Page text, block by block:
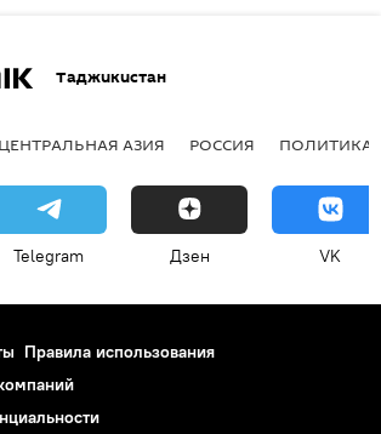
Таджикистан
ЦЕНТРАЛЬНАЯ АЗИЯ РОССИЯ ПОЛИТИКА
Telegram Дзен VK
Правила использования